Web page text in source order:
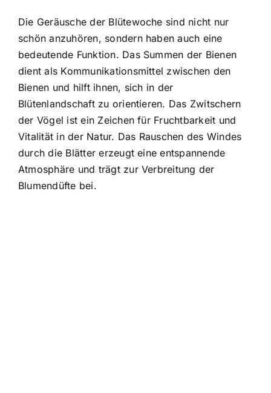
Die Geräusche der Blütewoche sind nicht nur
schön anzuhören, sondern haben auch eine
bedeutende Funktion. Das Summen der Bienen
dient als Kommunikationsmittel zwischen den
Bienen und hilft ihnen, sich in der
Blütenlandschaft zu orientieren. Das Zwitschern
der Vögel ist ein Zeichen für Fruchtbarkeit und
Vitalität in der Natur. Das Rauschen des Windes
durch die Blätter erzeugt eine entspannende
Atmosphäre und trägt zur Verbreitung der
Blumendüfte bei.